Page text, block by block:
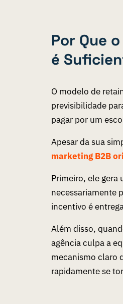
Por Que
é
O modelo de
previsibilidade
pagar por um
Apesar da sua
marketing B2B
Primeiro, ele gera
necessariamente
incentivo é
Além disso,
agência culpa a
mecanismo claro
rapidamente se